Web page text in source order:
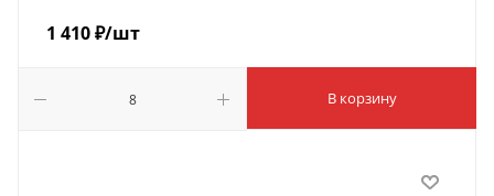
1 410₽/шт
В корзину